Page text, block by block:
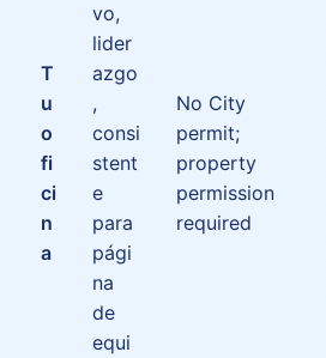
T
u
o
fi
ci
n
a
vo,
lider
azgo
,
consi
stent
e
para
pági
na
de
equi
No City
permit;
property
permission
required